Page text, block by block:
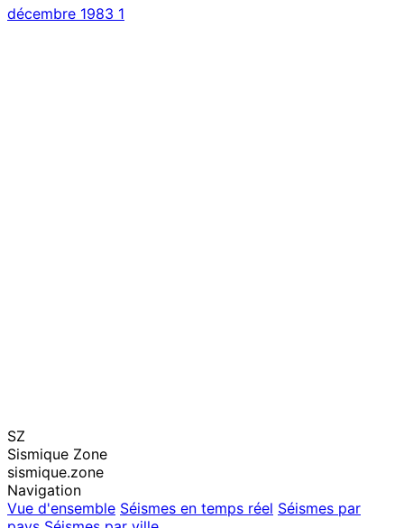
décembre 1983 1
SZ
Sismique Zone
sismique.zone
Navigation
Vue d'ensemble Séismes en temps réel Séismes par